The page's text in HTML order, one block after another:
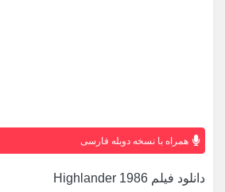
همراه با نسخه دوبله فارسی
دانلود فیلم Highlander 1986